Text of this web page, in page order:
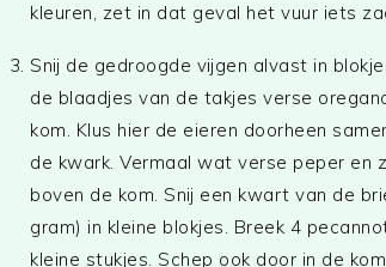
kleuren, zet in dat geval het vuur iets
Snij de gedroogde vijgen alvast in
de blaadjes van de takjes verse
kom. Klus hier de eieren doorheen
de kwark. Vermaal wat verse peper en
boven de kom. Snij een kwart van de
gram) in kleine blokjes. Breek 4
kleine stukjes. Schep ook door in de